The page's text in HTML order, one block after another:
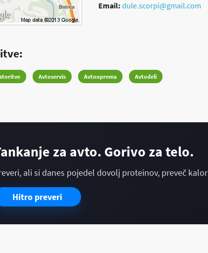
Email: dule.scorpi@gmail.com
Avtoservis Avtooprema Avtodeli
za avto. Gorivo za telo.
ali si danes pojedel dovolj proteinov, preveč
Hitro preveri